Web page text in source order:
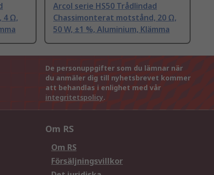
4 Ω,
Arcol serie HS50 Trådlindad
Chassimonterat motstånd, 20 Ω,
50 W, ±1 %, Aluminium, Klämma
De personuppgifter som du lämnar när
du anmäler dig till nyhetsbrevet kommer
att behandlas i enlighet med vår
integritetspolicy.
Om RS
Om RS
Försäljningsvillkor